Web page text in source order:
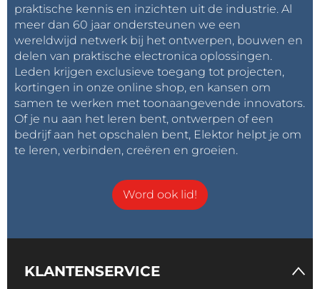
praktische kennis en inzichten uit de industrie. Al
meer dan 60 jaar ondersteunen we een
wereldwijd netwerk bij het ontwerpen, bouwen en
delen van praktische electronica oplossingen.
Leden krijgen exclusieve toegang tot projecten,
kortingen in onze online shop, en kansen om
samen te werken met toonaangevende innovators.
Of je nu aan het leren bent, ontwerpen of een
bedrijf aan het opschalen bent, Elektor helpt je om
te leren, verbinden, creëren en groeien.
Word ook lid!
KLANTENSERVICE